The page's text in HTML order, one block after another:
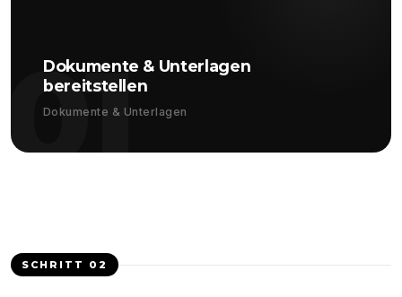
01
Dokumente & Unterlagen
bereitstellen
Dokumente & Unterlagen
SCHRITT 02